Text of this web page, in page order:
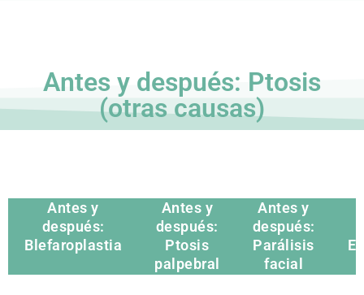
Antes y después: Ptosis
(otras causas)
Antes y
después:
Blefaroplastia
Antes y
después:
Ptosis
palpebral
Antes y
después:
Parálisis
facial